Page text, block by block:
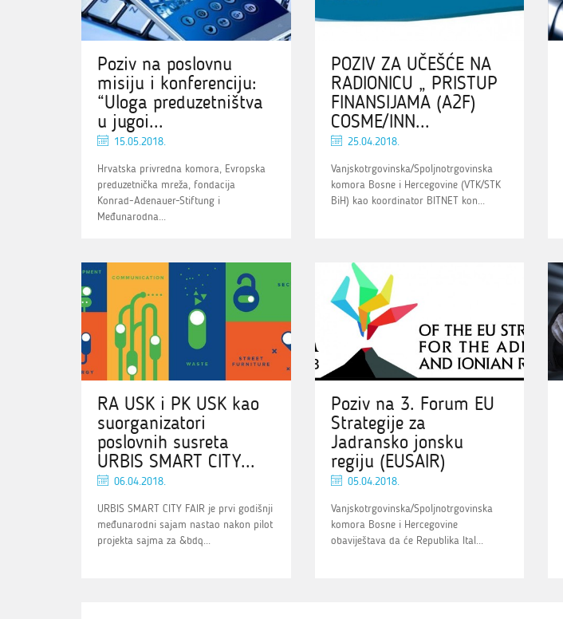
Poziv na poslovnu
misiju i konferenciju:
“Uloga preduzetništva
u jugoi...
15.05.2018.
Hrvatska privredna komora, Evropska
preduzetnička mreža, fondacija
Konrad-Adenauer-Stiftung i
Međunarodna...
POZIV ZA UČEŠĆE NA
RADIONICU „ PRISTUP
FINANSIJAMA (A2F)
COSME/INN...
25.04.2018.
Vanjskotrgovinska/Spoljnotrgovinska
komora Bosne i Hercegovine (VTK/STK
BiH) kao koordinator BITNET kon...
RA USK i PK USK kao
suorganizatori
poslovnih susreta
URBIS SMART CITY...
06.04.2018.
URBIS SMART CITY FAIR je prvi godišnji
međunarodni sajam nastao nakon pilot
projekta sajma za &bdq...
Poziv na 3. Forum EU
Strategije za
Jadransko jonsku
regiju (EUSAIR)
05.04.2018.
Vanjskotrgovinska/Spoljnotrgovinska
komora Bosne i Hercegovine
obaviještava da će Republika Ital...